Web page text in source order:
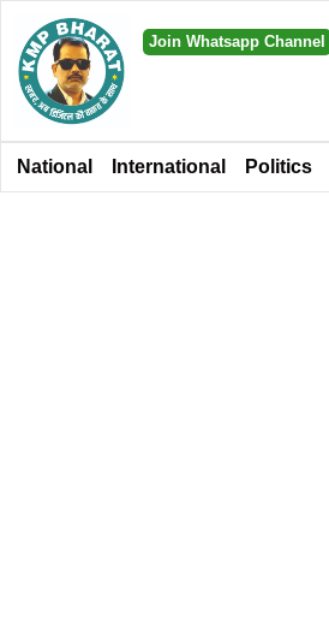
Join Whatsapp Channel
National International Politics